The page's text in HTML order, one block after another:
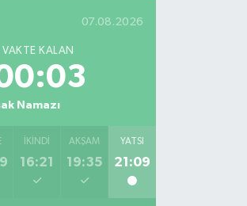
07.08.2026
KALAN
Namazı
İKINDI
16:21
AKŞAM
19:35
YATSI
21:09